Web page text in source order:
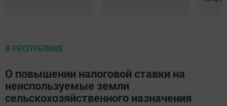
В РЕСПУБЛИКЕ
О повышении налоговой ставки на
неиспользуемые земли
сельскохозяйственного назначения